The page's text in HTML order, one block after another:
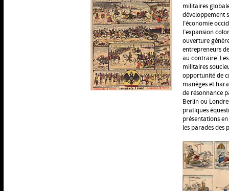
militaires
développement
l’économie
l’expansion
ouverture
entrepreneurs
au contraire.
militaires
opportunité de
manèges et
de résonnance
Berlin ou
pratiques
présentations
les parades des